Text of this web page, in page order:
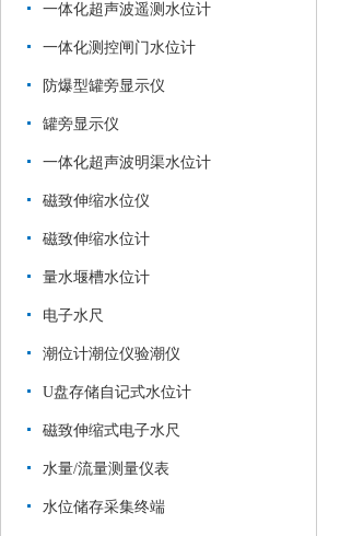
一体化超声波遥测水位计
一体化测控闸门水位计
防爆型罐旁显示仪
罐旁显示仪
一体化超声波明渠水位计
磁致伸缩水位仪
磁致伸缩水位计
量水堰槽水位计
电子水尺
潮位计潮位仪验潮仪
U盘存储自记式水位计
磁致伸缩式电子水尺
水量/流量测量仪表
水位储存采集终端